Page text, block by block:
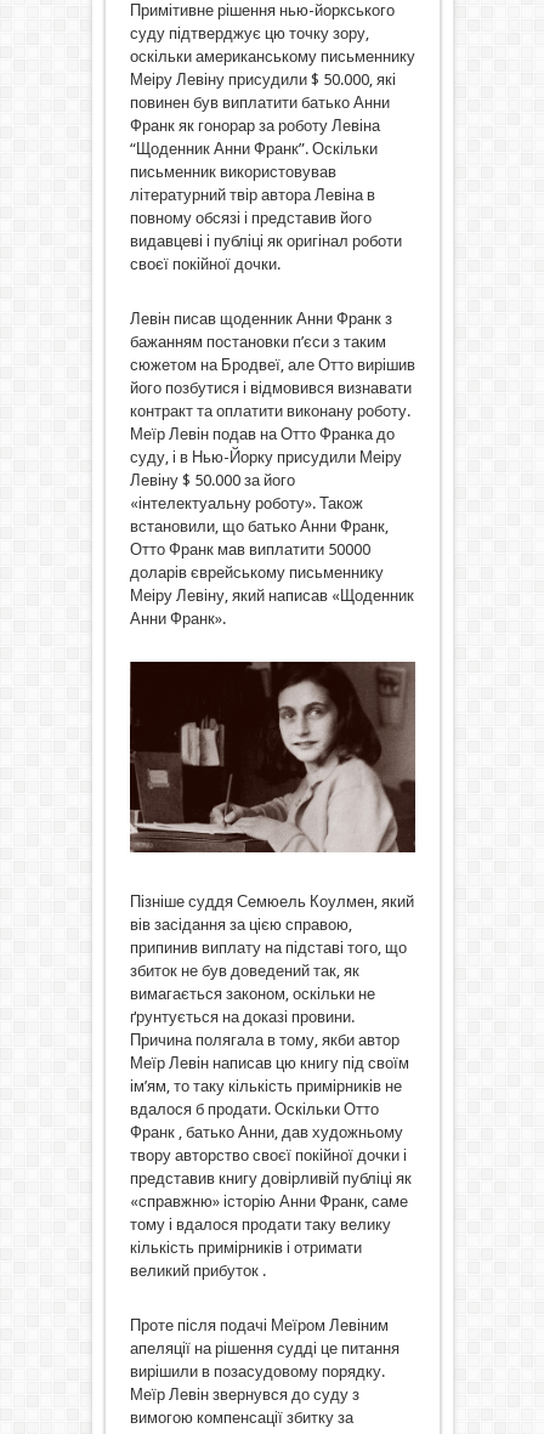
Примітивне рішення нью-йоркського
суду підтверджує цю точку зору,
оскільки американському письменнику
Меіру Левіну присудили $ 50.000, які
повинен був виплатити батько Анни
Франк як гонорар за роботу Левіна
“Щоденник Анни Франк”. Оскільки
письменник використовував
літературний твір автора Левіна в
повному обсязі і представив його
видавцеві і публіці як оригінал роботи
своєї покійної дочки.
Левін писав щоденник Анни Франк з
бажанням постановки п’єси з таким
сюжетом на Бродвеї, але Отто вирішив
його позбутися і відмовився визнавати
контракт та оплатити виконану роботу.
Меїр Левін подав на Отто Франка до
суду, і в Нью-Йорку присудили Меіру
Левіну $ 50.000 за його
«інтелектуальну роботу». Також
встановили, що батько Анни Франк,
Отто Франк мав виплатити 50000
доларів єврейському письменнику
Меіру Левіну, який написав «Щоденник
Анни Франк».
Пізніше суддя Семюель Коулмен, який
вів засідання за цією справою,
припинив виплату на підставі того, що
збиток не був доведений так, як
вимагається законом, оскільки не
ґрунтується на доказі провини.
Причина полягала в тому, якби автор
Меїр Левін написав цю книгу під своїм
ім’ям, то таку кількість примірників не
вдалося б продати. Оскільки Отто
Франк , батько Анни, дав художньому
твору авторство своєї покійної дочки і
представив книгу довірливій публіці як
«справжню» історію Анни Франк, саме
тому і вдалося продати таку велику
кількість примірників і отримати
великий прибуток .
Проте після подачі Меїром Левіним
апеляції на рішення судді це питання
вирішили в позасудовому порядку.
Меїр Левін звернувся до суду з
вимогою компенсації збитку за